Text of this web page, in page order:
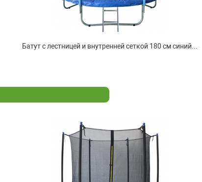
Батут с лестницей и внутренней сеткой 180 см синий...